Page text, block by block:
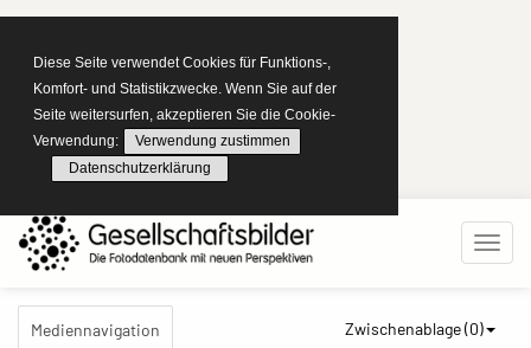
Diese Seite verwendet Cookies für Funktions-,
Komfort- und Statistikzwecke. Wenn Sie auf der
Seite weitersurfen, akzeptieren Sie die Cookie-
Verwendung:
Verwendung zustimmen
Datenschutzerklärung
Mediennavigation Zwischenablage (0)